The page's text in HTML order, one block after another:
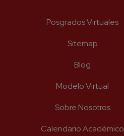
Posgrados Virtuales
Sitemap
Blog
Modelo Virtual
Sobre Nosotros
Calendario Académico